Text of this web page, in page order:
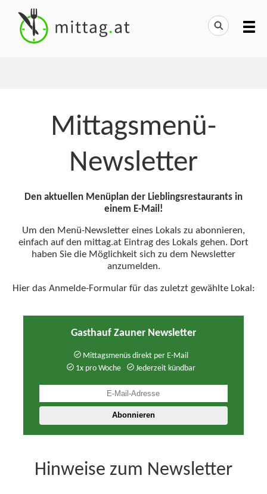
Mittagsmenü-
Newsletter
Den aktuellen Menüplan der Lieblingsrestaurants in
einem E-Mail!
Um den Menü-Newsletter eines Lokals zu abonnieren,
einfach auf den mittag.at Eintrag des Lokals gehen. Dort
haben Sie die Möglichkeit sich zu dem Newsletter
anzumelden.
Hier das Anmelde-Formular für das zuletzt gewählte Lokal:
Gasthauf Zauner Newsletter
Mittagsmenüs direkt per E-Mail
1x pro Woche
Jederzeit kündbar
Hinweise zum Newsletter